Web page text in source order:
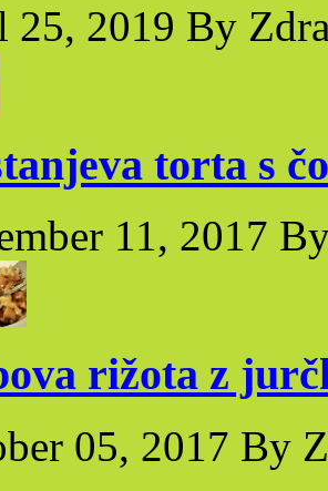
25, 2019 By
torta s
11, 2017
rižota z
05, 2017 By